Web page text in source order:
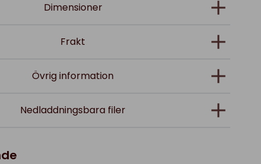
Dimensioner
Frakt
Övrig information
Nedladdningsbara filer